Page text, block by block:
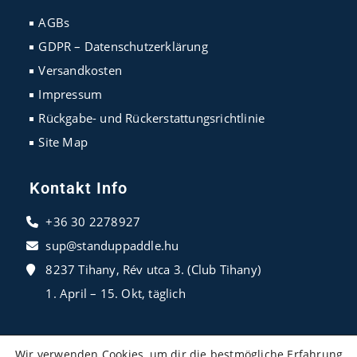
new new
AGBs
GDPR – Datenschutzerklärung
Versandkosten
Impressum
Rückgabe- und Rückerstattungsrichtlinie
Site Map
Kontakt Info
+36 30 2278927
sup@standuppaddle.hu
8237 Tihany, Rév utca 3. (Club Tihany)
1. April – 15. Okt, täglich